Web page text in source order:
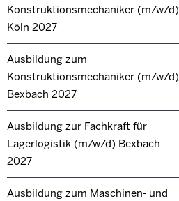
Konstruktionsmechaniker (m/w/d)
Köln 2027
Ausbildung zum
Konstruktionsmechaniker (m/w/d)
Bexbach 2027
Ausbildung zur Fachkraft für
Lagerlogistik (m/w/d) Bexbach
2027
Ausbildung zum Maschinen- und